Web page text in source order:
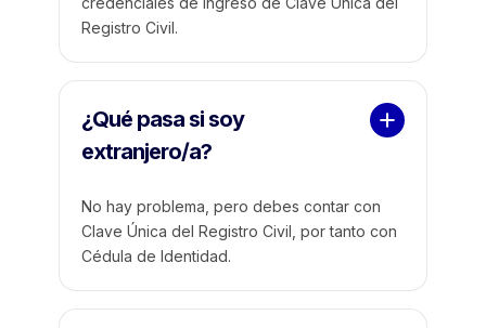
Registro Civil.
¿Qué pasa si soy
extranjero/a?
No hay problema, pero debes contar con
Clave Única del Registro Civil, por tanto con
Cédula de Identidad.